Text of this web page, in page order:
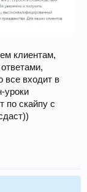
клиентам,
все входит в
уроки
по скайпу с